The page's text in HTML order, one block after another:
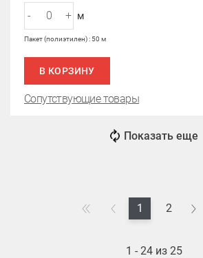
- + м
Пакет (полиэтилен) : 50 м
В КОРЗИНУ
Сопутствующие товары
Показать еще
1 2
1 - 24 из 25